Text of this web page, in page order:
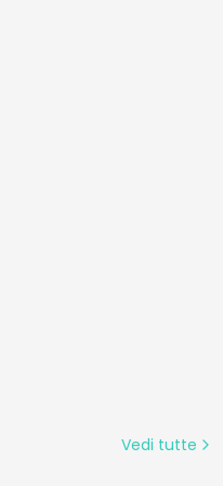
Vedi tutte